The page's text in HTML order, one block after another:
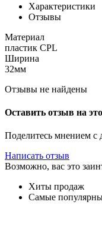
Характеристики
Отзывы
Материал
пластик CPL
Ширина
32мм
Отзывы не найдены
Оставить отзыв на
Поделитесь мнением с
Написать отзыв
Возможно, вас это
Хиты продаж
Самые